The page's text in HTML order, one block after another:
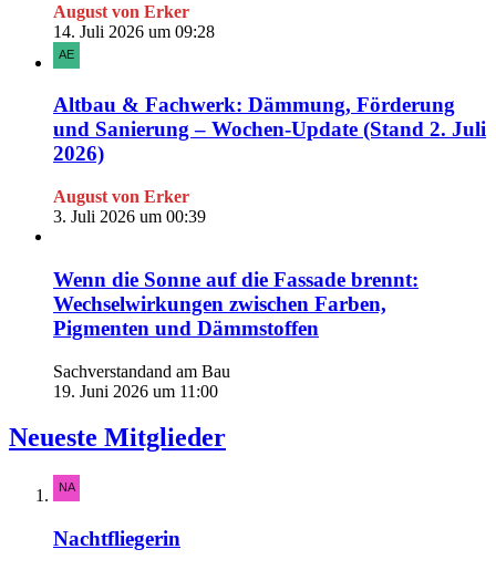
August von Erker
14. Juli 2026 um 09:28
Altbau & Fachwerk: Dämmung, Förderung
und Sanierung – Wochen-Update (Stand 2. Juli
2026)
August von Erker
3. Juli 2026 um 00:39
Wenn die Sonne auf die Fassade brennt:
Wechselwirkungen zwischen Farben,
Pigmenten und Dämmstoffen
Sachverstandand am Bau
19. Juni 2026 um 11:00
Neueste Mitglieder
Nachtfliegerin